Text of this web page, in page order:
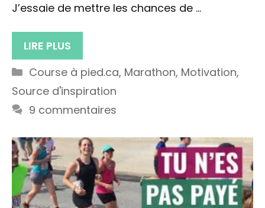
J’essaie de mettre les chances de …
LIRE PLUS
Catégories
Course à pied.ca, Marathon, Motivation,
Source d'inspiration
9 commentaires